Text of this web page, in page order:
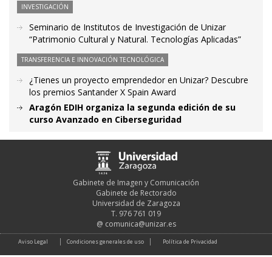
INVESTIGACIÓN
Seminario de Institutos de Investigación de Unizar
“Patrimonio Cultural y Natural. Tecnologías Aplicadas”
TRANSFERENCIA E INNOVACIÓN TECNOLÓGICA
¿Tienes un proyecto emprendedor en Unizar? Descubre
los premios Santander X Spain Award
Aragón EDIH organiza la segunda edición de su
curso Avanzado en Ciberseguridad
Gabinete de Imagen y Comunicación
Gabinete de Rectorado
Universidad de Zaragoza
T. 976 761 019
@ comunica@unizar.es
Aviso Legal Condiciones generales de uso Política de Privacidad